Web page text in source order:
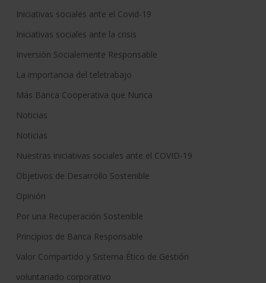
Iniciativas sociales ante el Covid-19
Iniciativas sociales ante la crisis
Inversión Socialemente Responsable
La importancia del teletrabajo
Más Banca Cooperativa que Nunca
Noticias
Noticias
Nuestras iniciativas sociales ante el COVID-19
Objetivos de Desarrollo Sostenible
Opinión
Por una Recuperación Sostenible
Principios de Banca Responsable
Valor Compartido y Sistema Ético de Gestión
voluntariado corporativo